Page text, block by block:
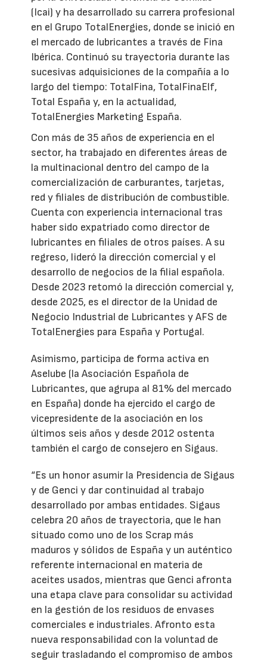
(Icai) y ha desarrollado su carrera profesional
en el Grupo TotalEnergies, donde se inició en
el mercado de lubricantes a través de Fina
Ibérica. Continuó su trayectoria durante las
sucesivas adquisiciones de la compañía a lo
largo del tiempo: TotalFina, TotalFinaElf,
Total España y, en la actualidad,
TotalEnergies Marketing España.
Con más de 35 años de experiencia en el
sector, ha trabajado en diferentes áreas de
la multinacional dentro del campo de la
comercialización de carburantes, tarjetas,
red y filiales de distribución de combustible.
Cuenta con experiencia internacional tras
haber sido expatriado como director de
lubricantes en filiales de otros países. A su
regreso, lideró la dirección comercial y el
desarrollo de negocios de la filial española.
Desde 2023 retomó la dirección comercial y,
desde 2025, es el director de la Unidad de
Negocio Industrial de Lubricantes y AFS de
TotalEnergies para España y Portugal.
Asimismo, participa de forma activa en
Aselube (la Asociación Española de
Lubricantes, que agrupa al 81% del mercado
en España) donde ha ejercido el cargo de
vicepresidente de la asociación en los
últimos seis años y desde 2012 ostenta
también el cargo de consejero en Sigaus.
“Es un honor asumir la Presidencia de Sigaus
y de Genci y dar continuidad al trabajo
desarrollado por ambas entidades. Sigaus
celebra 20 años de trayectoria, que le han
situado como uno de los Scrap más
maduros y sólidos de España y un auténtico
referente internacional en materia de
aceites usados, mientras que Genci afronta
una etapa clave para consolidar su actividad
en la gestión de los residuos de envases
comerciales e industriales. Afronto esta
nueva responsabilidad con la voluntad de
seguir trasladando el compromiso de ambos